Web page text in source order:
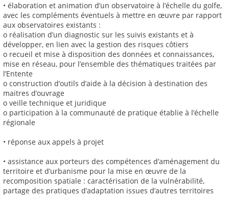
• élaboration et animation d’un observatoire à l’échelle du golfe,
avec les compléments éventuels à mettre en œuvre par rapport
aux observatoires existants :
o réalisation d’un diagnostic sur les suivis existants et à
développer, en lien avec la gestion des risques côtiers
o recueil et mise à disposition des données et connaissances,
mise en réseau, pour l’ensemble des thématiques traitées par
l’Entente
o construction d’outils d’aide à la décision à destination des
maitres d’ouvrage
o veille technique et juridique
o participation à la communauté de pratique établie à l’échelle
régionale
• réponse aux appels à projet
• assistance aux porteurs des compétences d’aménagement du
territoire et d’urbanisme pour la mise en œuvre de la
recomposition spatiale : caractérisation de la vulnérabilité,
partage des pratiques d’adaptation issues d’autres territoires